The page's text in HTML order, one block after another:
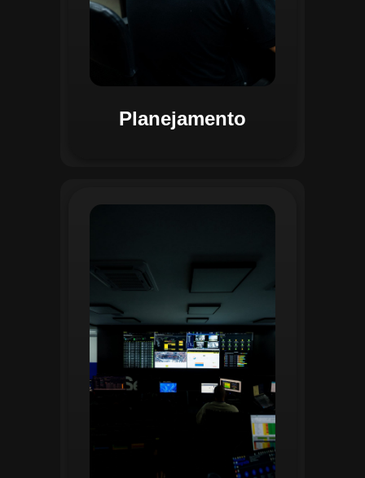
Planejamento
planejadas. Utilizando um videowall
central e sistemas de convergência
informações operacionais,
identificando gargalos, não
conformidades e oportunidades de
melhoria.